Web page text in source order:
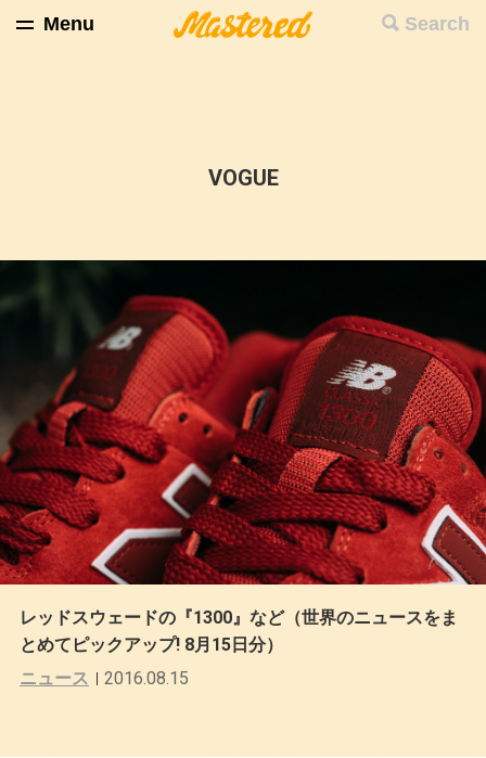
Search
Menu
VOGUE
レッドスウェードの『1300』など（世界のニュースをま
とめてピックアップ! 8月15日分）
ニュース
2016.08.15